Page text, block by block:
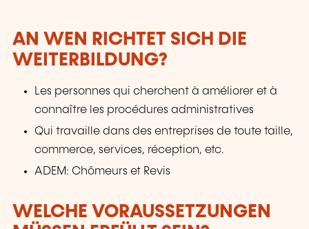
AN WEN RICHTET SICH DIE
WEITERBILDUNG?
Les personnes qui cherchent à améliorer et à
connaître les procédures administratives
Qui travaille dans des entreprises de toute taille,
commerce, services, réception, etc.
ADEM: Chômeurs et Revis
WELCHE VORAUSSETZUNGEN